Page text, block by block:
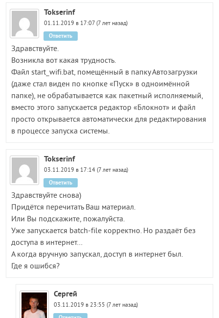
Tokserinf
01.11.2019 в 17:07 (7 лет назад)
Здравствуйте.
Возникла вот какая трудность.
Файл start_wifi.bat, помещённый в папку Автозагрузки
(даже стал виден по кнопке «Пуск» в одноимённой
папке), не обрабатывается как пакетный исполняемый,
вместо этого запускается редактор «Блокнот» и файл
просто открывается автоматически для редактирования
в процессе запуска системы.
Ответить
Tokserinf
03.11.2019 в 17:14 (7 лет назад)
Здравствуйте снова)
Придётся перечитать Ваш материал.
Или Вы подскажите, пожалуйста.
Уже запускается batch-file корректно. Но раздаёт без
доступа в интернет…
А когда вручную запускал, доступ в интернет был.
Где я ошибся?
Ответить
Сергей
03.11.2019 в 23:55 (7 лет назад)